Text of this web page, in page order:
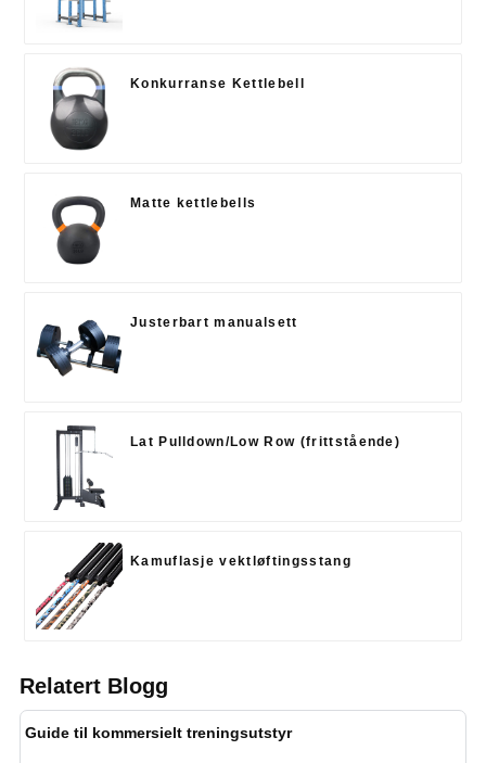
Konkurranse Kettlebell
Matte kettlebells
Justerbart manualsett
Lat Pulldown/Low Row (frittstående)
Kamuflasje vektløftingsstang
Relatert Blogg
Guide til kommersielt treningsutstyr